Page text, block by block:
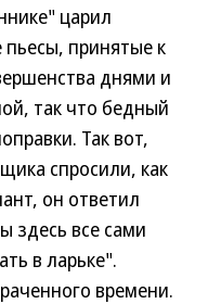
царил
принятые к
днями и
так что бедный
Так вот,
спросили, как
он ответил
здесь все сами
в ларьке".
времени.